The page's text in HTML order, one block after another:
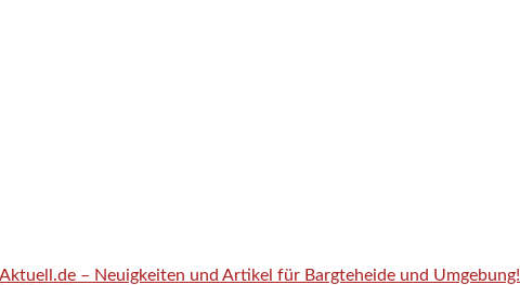
– Neuigkeiten und Artikel für Bargteheide und Umgebung!